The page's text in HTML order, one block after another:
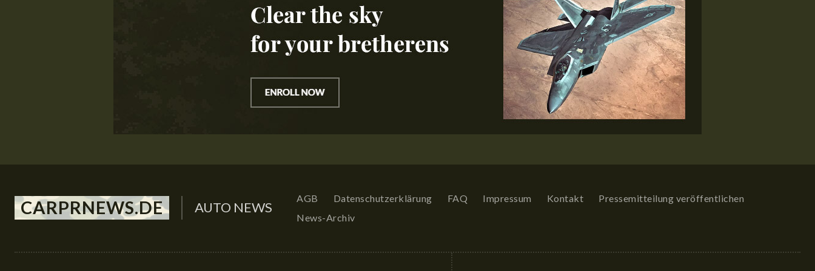
CARPRNEWS.DE AUTO NEWS
AGB Datenschutzerklärung FAQ Impressum Kontakt
Pressemitteilung veröffentlichen
News-Archiv